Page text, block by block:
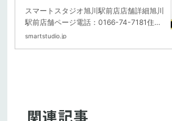
修・教育｜コラム｜20分フィッ
トネス スマートスタジオ
スマートスタジオ旭川駅前店店舗詳細旭川
駅前店舗ページ電話：0166-74-7181住
所：旭川市宮下通7丁目2-5 イオンモー
smartstudio.jp
関連記事